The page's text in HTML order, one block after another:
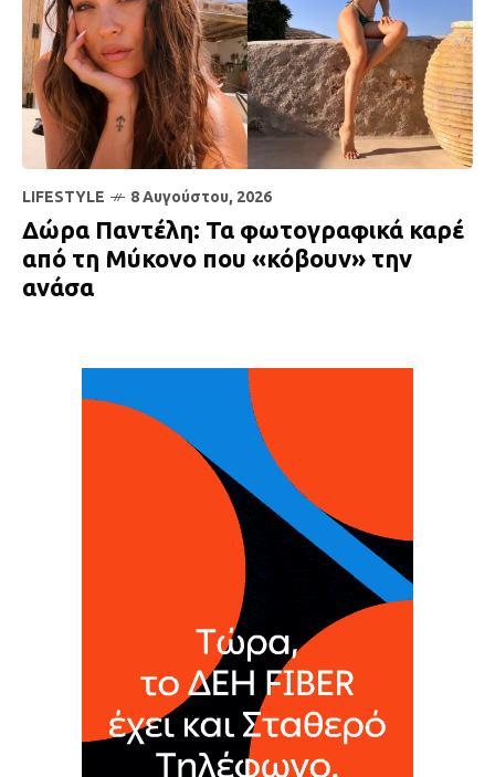
LIFESTYLE 8 Αυγούστου, 2026
Δώρα Παντέλη: Τα φωτογραφικά καρέ
από τη Μύκονο που «κόβουν» την
ανάσα